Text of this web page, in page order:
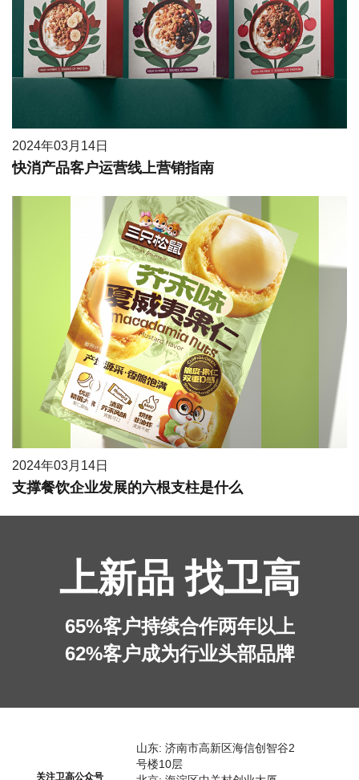
2024年03月14日
快消产品客户运营线上营销指南
2024年03月14日
支撑餐饮企业发展的六根支柱是什么
上新品 找卫高
65%客户持续合作两年以上
62%客户成为行业头部品牌
关注卫高公众号
山东: 济南市高新区海信创智谷2
号楼10层